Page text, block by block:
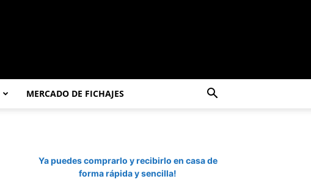
MERCADO DE FICHAJES
Ya puedes comprarlo y recibirlo en casa de
forma rápida y sencilla!